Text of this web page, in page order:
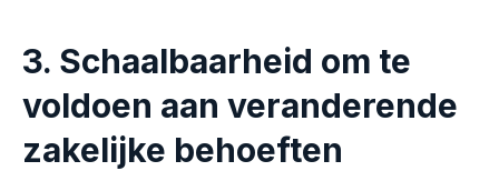
3. Schaalbaarheid om te
voldoen aan veranderende
zakelijke behoeften